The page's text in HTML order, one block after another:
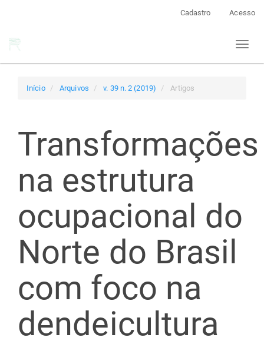
Cadastro Acesso
Toggle
Início Arquivos v. 39 n. 2 (2019) Artigos
Transformações
na estrutura
ocupacional do
Norte do Brasil
com foco na
dendeicultura